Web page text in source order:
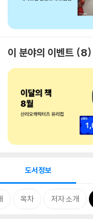
이 분야의 이벤트 8
도서정보
목차 저자 소개